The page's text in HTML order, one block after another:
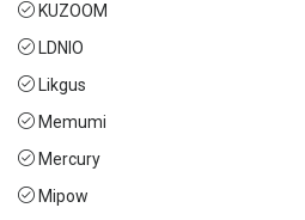
KUZOOM
LDNIO
Likgus
Memumi
Mercury
Mipow